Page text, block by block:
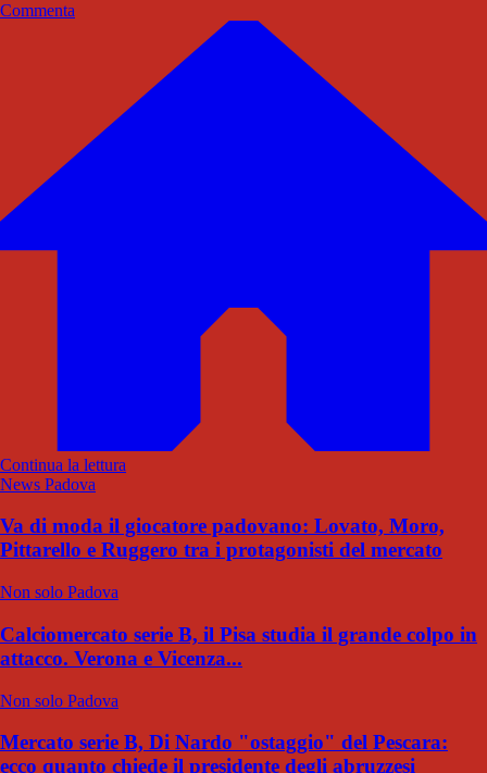
Commenta
Continua la lettura
News Padova
Va di moda il giocatore padovano: Lovato, Moro,
Pittarello e Ruggero tra i protagonisti del mercato
Non solo Padova
Calciomercato serie B, il Pisa studia il grande colpo in
attacco. Verona e Vicenza...
Non solo Padova
Mercato serie B, Di Nardo "ostaggio" del Pescara:
ecco quanto chiede il presidente degli abruzzesi